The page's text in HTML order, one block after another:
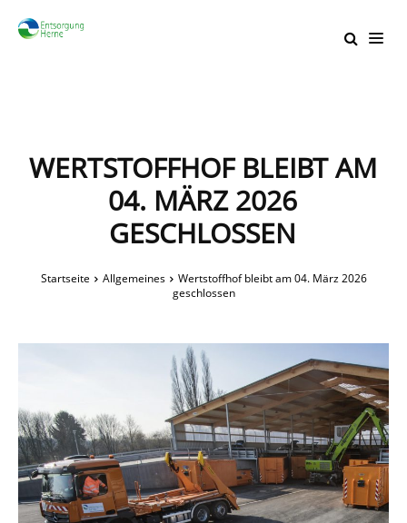
WERTSTOFFHOF BLEIBT AM
04. MÄRZ 2026
GESCHLOSSEN
Startseite Allgemeines
Wertstoffhof bleibt am 04. März 2026
geschlossen